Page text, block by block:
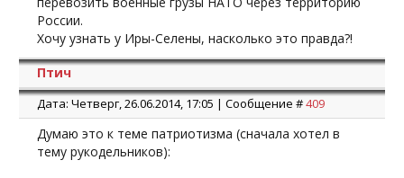
России.
Хочу узнать у Иры-Селены, насколько это правда?!
Птич
Дата: Четверг, 26.06.2014, 17:05 | Сообщение #409
Думаю это к теме патриотизма (сначала хотел в
тему рукодельников):